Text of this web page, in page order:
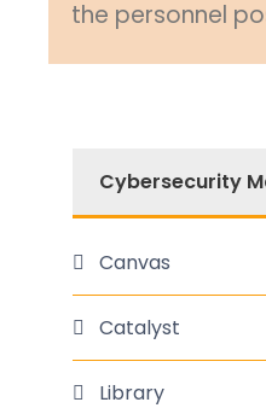
the personnel
Cybersecurity
Canvas
Catalyst
Library